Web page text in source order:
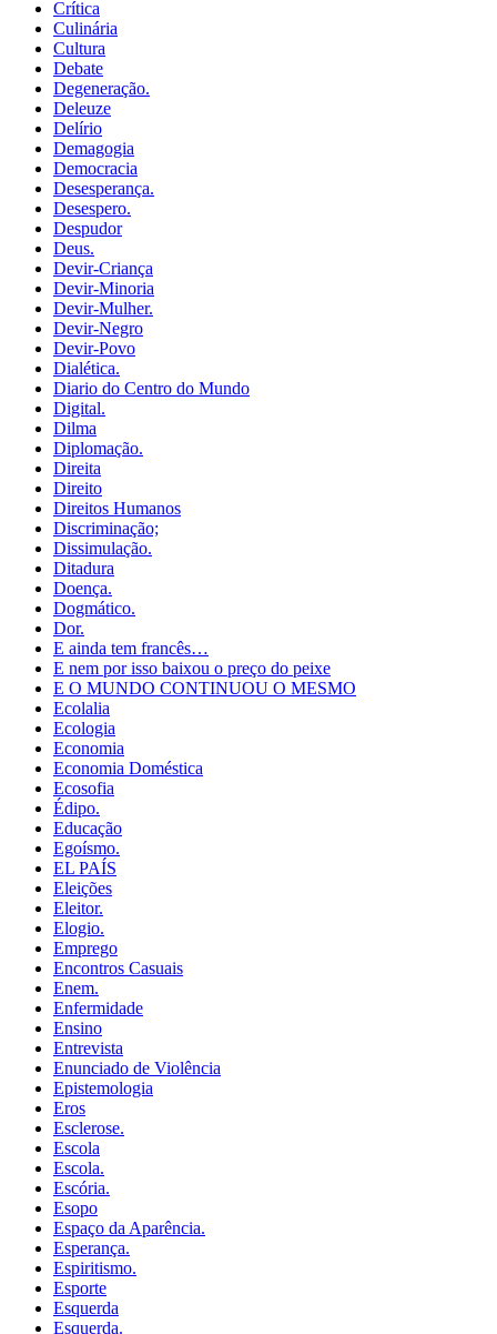
Crítica
Culinária
Cultura
Debate
Degeneração.
Deleuze
Delírio
Demagogia
Democracia
Desesperança.
Desespero.
Despudor
Deus.
Devir-Criança
Devir-Minoria
Devir-Mulher.
Devir-Negro
Devir-Povo
Dialética.
Diario do Centro do Mundo
Digital.
Dilma
Diplomação.
Direita
Direito
Direitos Humanos
Discriminação;
Dissimulação.
Ditadura
Doença.
Dogmático.
Dor.
E ainda tem francês…
E nem por isso baixou o preço do peixe
E O MUNDO CONTINUOU O MESMO
Ecolalia
Ecologia
Economia
Economia Doméstica
Ecosofia
Édipo.
Educação
Egoísmo.
EL PAÍS
Eleições
Eleitor.
Elogio.
Emprego
Encontros Casuais
Enem.
Enfermidade
Ensino
Entrevista
Enunciado de Violência
Epistemologia
Eros
Esclerose.
Escola
Escola.
Escória.
Esopo
Espaço da Aparência.
Esperança.
Espiritismo.
Esporte
Esquerda
Esquerda.